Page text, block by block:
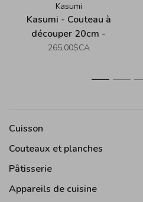
Kasumi
Kasumi - Couteau à
découper 20cm -
Damascus
265,00$CA
1 2
Cuisson
Couteaux et planches
Pâtisserie
Appareils de cuisine